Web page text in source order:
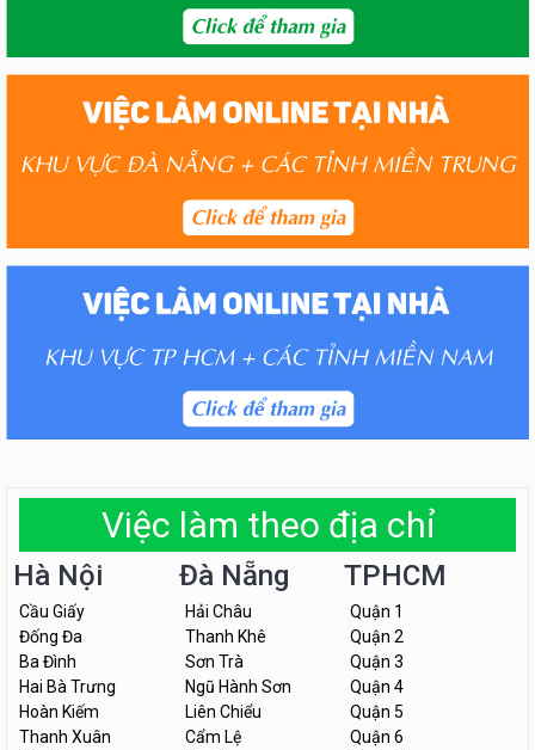
Việc làm theo địa chỉ
Hà Nội
Cầu Giấy
Đống Đa
Ba Đình
Hai Bà Trưng
Hoàn Kiếm
Thanh Xuân
Đà Nẵng
Hải Châu
Thanh Khê
Sơn Trà
Ngũ Hành Sơn
Liên Chiểu
Cẩm Lệ
TPHCM
Quận 1
Quận 2
Quận 3
Quận 4
Quận 5
Quận 6